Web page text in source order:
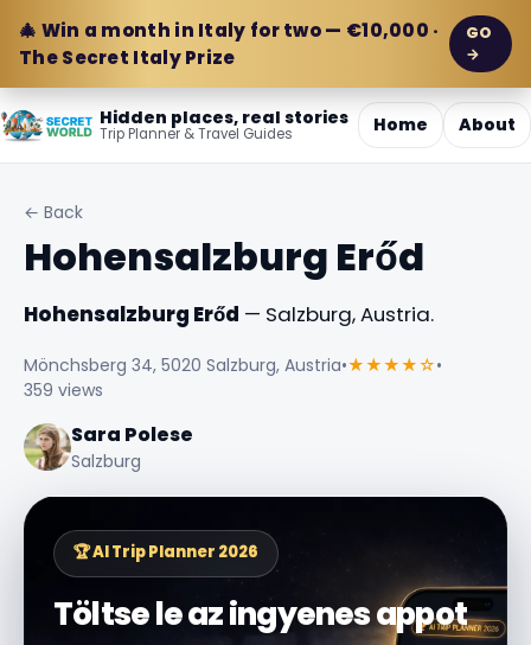
🎄 Win a month in Italy for two — €10,000 ·
The Secret Italy Prize
GO
→
Hidden places, real stories
Trip Planner & Travel Guides Home About
← Back
Hohensalzburg Erőd
Hohensalzburg Erőd — Salzburg, Austria.
Mönchsberg 34, 5020 Salzburg, Austria•★★★★☆•
359 views
Sara Polese
Salzburg
🏆 AI Trip Planner 2026
Töltse le az ingyenes appot